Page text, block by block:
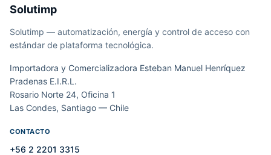
Solutimp
Solutimp — automatización, energía y control de acceso con
estándar de plataforma tecnológica.
Importadora y Comercializadora Esteban Manuel Henríquez
Pradenas E.I.R.L.
Rosario Norte 24, Oficina 1
Las Condes, Santiago — Chile
CONTACTO
+56 2 2201 3315